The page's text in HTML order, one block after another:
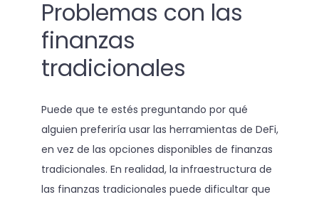
Problemas con las
finanzas
tradicionales
Puede que te estés preguntando por qué
alguien preferiría usar las herramientas de DeFi,
en vez de las opciones disponibles de finanzas
tradicionales. En realidad, la infraestructura de
las finanzas tradicionales puede dificultar que